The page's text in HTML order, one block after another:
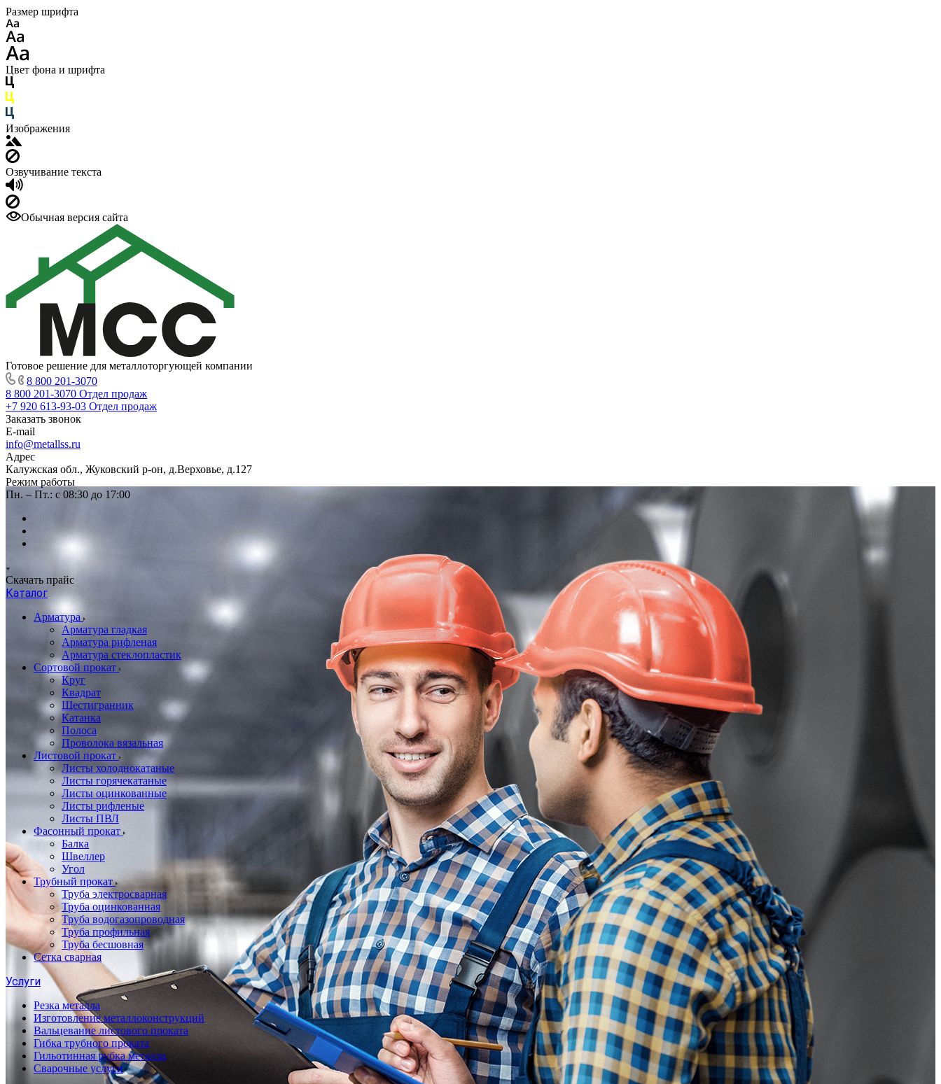
Размер шрифта
Цвет фона и шрифта
Изображения
Озвучивание текста
Обычная версия сайта
Готовое решение для металлоторгующей компании
8 800 201-3070
8 800 201-3070 Отдел продаж
+7 920 613-93-03 Отдел продаж
Заказать звонок
E-mail
info@metallss.ru
Адрес
Калужская обл., Жуковский р-он, д.Верховье, д.127
Режим работы
Пн. – Пт.: с 08:30 до 17:00
Скачать прайс
Каталог
Арматура
Арматура гладкая
Арматура рифленая
Арматура стеклопластик
Сортовой прокат
Круг
Квадрат
Шестигранник
Катанка
Полоса
Проволока вязальная
Листовой прокат
Листы холоднокатаные
Листы горячекатаные
Листы оцинкованные
Листы рифленые
Листы ПВЛ
Фасонный прокат
Балка
Швеллер
Угол
Трубный прокат
Труба электросварная
Труба оцинкованная
Труба водогазопроводная
Труба профильная
Труба бесшовная
Сетка сварная
Услуги
Резка металла
Изготовление металлоконструкций
Вальцевание листового проката
Гибка трубного проката
Гильотинная рубка металла
Сварочные услуги